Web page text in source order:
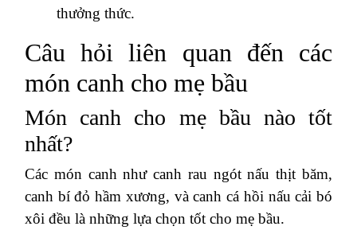
thưởng thức.
Câu hỏi liên quan đến các
món canh cho mẹ bầu
Món canh cho mẹ bầu nào tốt
nhất?
Các món canh như canh rau ngót nấu thịt băm,
canh bí đỏ hầm xương, và canh cá hồi nấu cải bó
xôi đều là những lựa chọn tốt cho mẹ bầu.